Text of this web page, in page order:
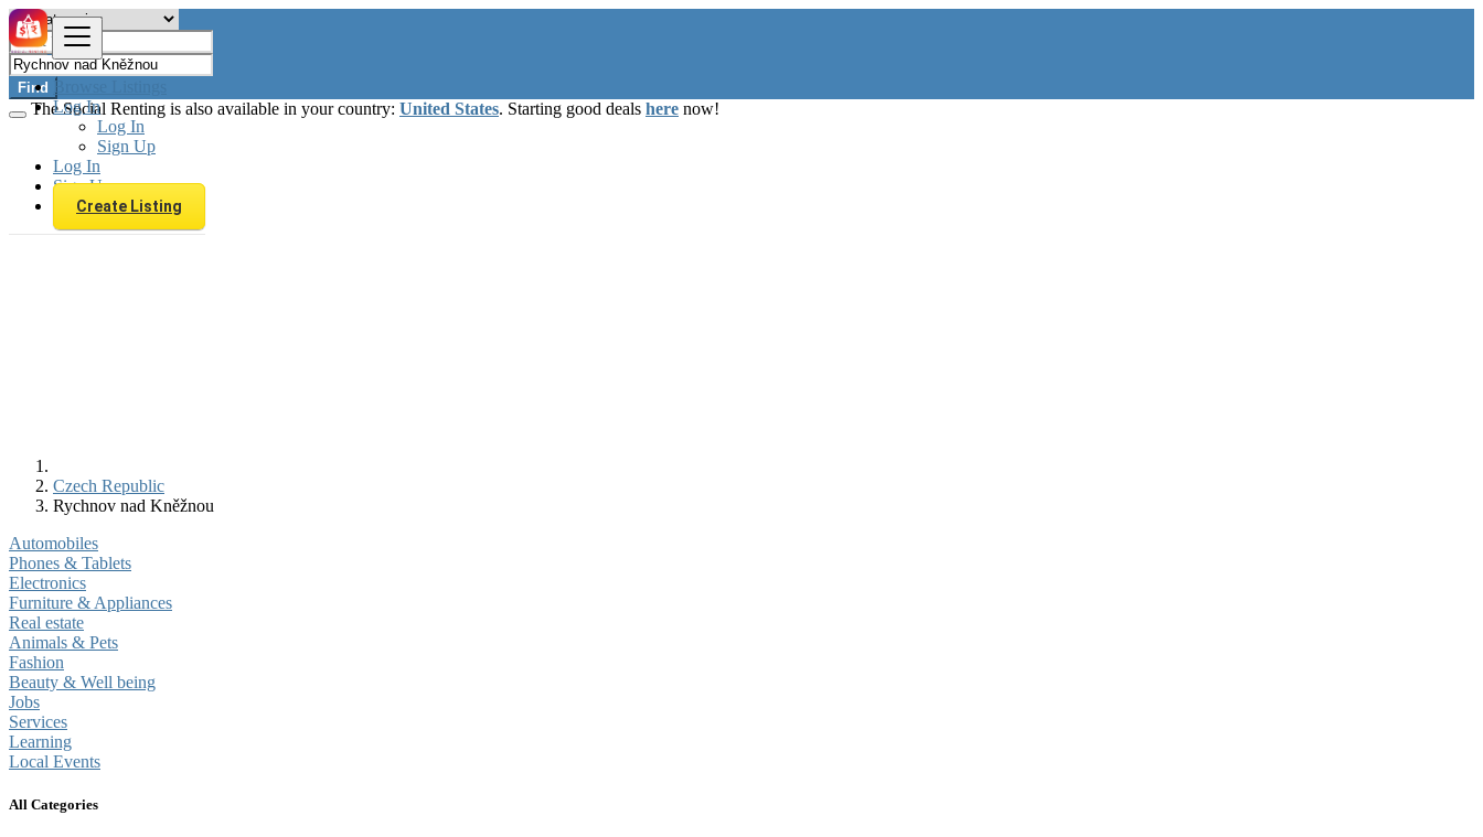
Browse Listings
Log In
Log In
Sign Up
Log In
Sign Up
Create Listing
Find
The Social Renting is also available in your country: United States. Starting good deals here now!
Czech Republic
Rychnov nad Kněžnou
Automobiles
Phones & Tablets
Electronics
Furniture & Appliances
Real estate
Animals & Pets
Fashion
Beauty & Well being
Jobs
Services
Learning
Local Events
All Categories